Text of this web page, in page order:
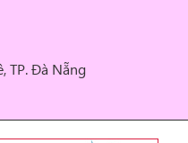
TP. Đà Nẵng